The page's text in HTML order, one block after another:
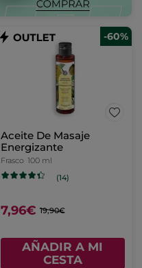
-60%
Aceite De Masaje
Energizante
Frasco 100 ml
(14)
7,96€ 19,90€
AÑADIR A MI
CESTA